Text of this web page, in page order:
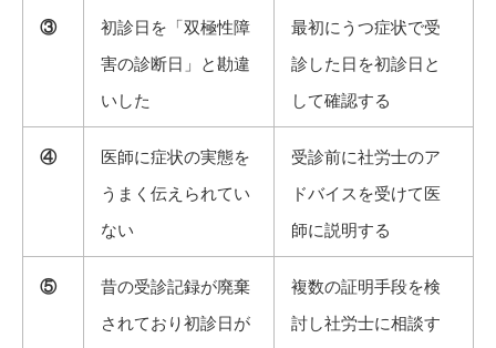
③
初診日を「双極性障
害の診断日」と勘違
いした
最初にうつ症状で受
診した日を初診日と
して確認する
④
医師に症状の実態を
うまく伝えられてい
ない
受診前に社労士のア
ドバイスを受けて医
師に説明する
⑤
昔の受診記録が廃棄
されており初診日が
複数の証明手段を検
討し社労士に相談す